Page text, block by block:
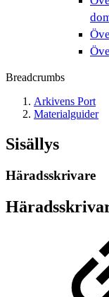
Breadcrumbs
Arkivens Port
Materialguider
Sisällys
Häradsskrivare